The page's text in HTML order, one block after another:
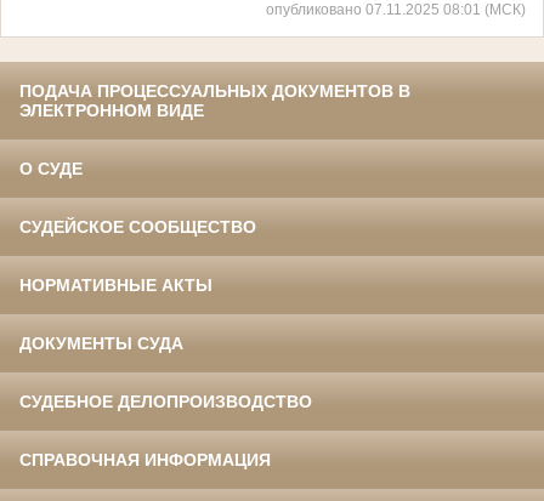
опубликовано 07.11.2025 08:01 (МСК)
ПОДАЧА ПРОЦЕССУАЛЬНЫХ ДОКУМЕНТОВ В
ЭЛЕКТРОННОМ ВИДЕ
О СУДЕ
СУДЕЙСКОЕ СООБЩЕСТВО
НОРМАТИВНЫЕ АКТЫ
ДОКУМЕНТЫ СУДА
СУДЕБНОЕ ДЕЛОПРОИЗВОДСТВО
СПРАВОЧНАЯ ИНФОРМАЦИЯ